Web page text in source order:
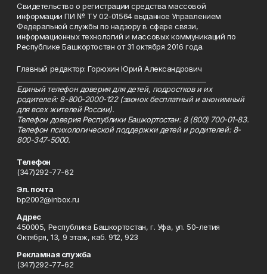
Свидетельство о регистрации средства массовой
информации ПИ № ТУ 02-01564 выданное Управлением
Федеральной службы по надзору в сфере связи,
информационных технологий и массовых коммуникаций по
Республике Башкортостан от 31 октября 2016 года.
Главный редактор: Горюхин Юрий Александрович
Единый телефон доверия для детей, подростков и их
родителей: 8-800-2000-122 (звонок бесплатный и анонимный
для всех жителей России).
Телефон доверия Республики Башкортостан: 8 (800) 700-01-83.
Телефон психологической поддержки детей и родителей: 8-
800-347-5000.
Телефон
(347)292-77-62
Эл. почта
bp2002@inbox.ru
Адрес
450005, Республика Башкортостан, г. Уфа, ул. 50-летия
Октября, 13, 9 этаж, каб. 912, 923
Рекламная служба
(347)292-77-62